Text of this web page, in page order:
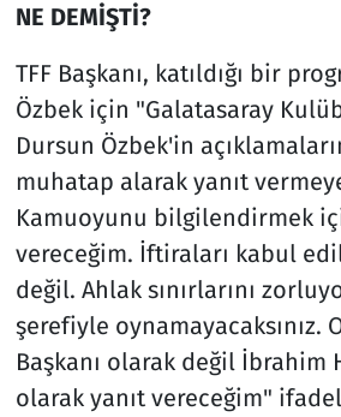
NE DEMİŞTİ?
TFF Başkanı, katıldığı bir
Özbek için "Galatasaray
Dursun Özbek'in
muhatap alarak yanıt
Kamuoyunu bilgilendirmek
vereceğim. İftiraları kabul
değil. Ahlak sınırlarını
şerefiyle oynamayacaksınız.
Başkanı olarak değil İbrahim
olarak yanıt vereceğim"